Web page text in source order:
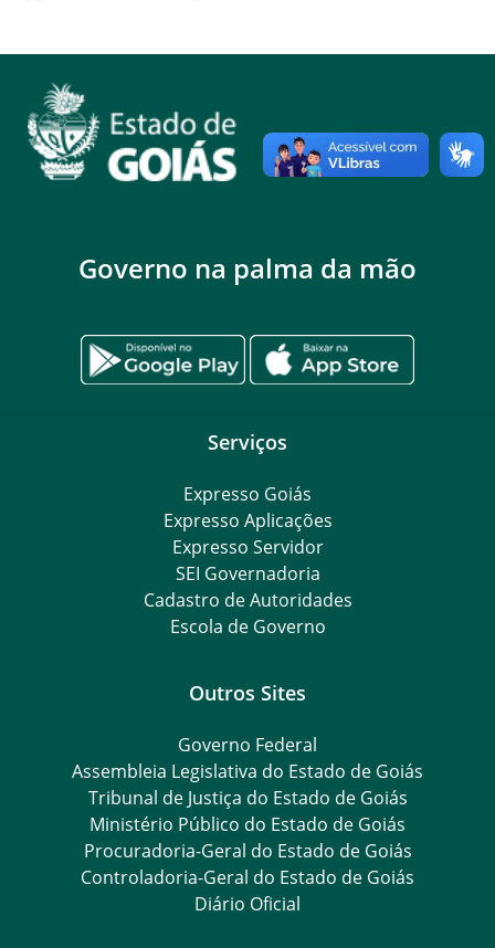
Governo na palma da mão
Serviços
Expresso Goiás
Expresso Aplicações
Expresso Servidor
SEI Governadoria
Cadastro de Autoridades
Escola de Governo
Outros Sites
Governo Federal
Assembleia Legislativa do Estado de Goiás
Tribunal de Justiça do Estado de Goiás
Ministério Público do Estado de Goiás
Procuradoria-Geral do Estado de Goiás
Controladoria-Geral do Estado de Goiás
Diário Oficial